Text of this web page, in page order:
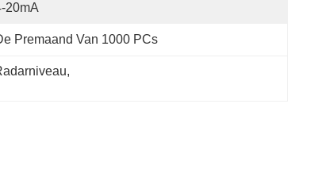
20mA
Premaand Van 1000 PCs
,